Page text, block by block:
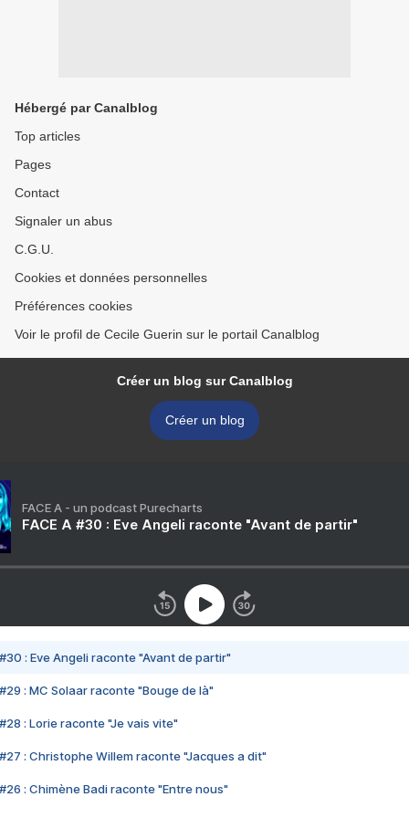
Hébergé par Canalblog
Top articles
Pages
Contact
Signaler un abus
C.G.U.
Cookies et données personnelles
Préférences cookies
Voir le profil de Cecile Guerin sur le portail Canalblog
Créer un blog sur Canalblog
Créer un blog
FACE A - un podcast Purecharts
FACE A #30 : Eve Angeli raconte "Avant de partir"
#30 : Eve Angeli raconte "Avant de partir"
#29 : MC Solaar raconte "Bouge de là"
#28 : Lorie raconte "Je vais vite"
#27 : Christophe Willem raconte "Jacques a dit"
#26 : Chimène Badi raconte "Entre nous"